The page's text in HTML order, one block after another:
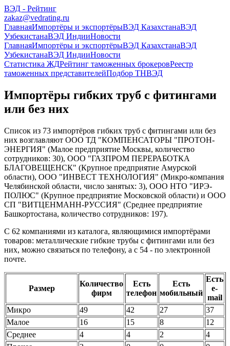
ВЭД - Рейтинг
zakaz@vedrating.ru
ГлавнаяИмпортёры и экспортёрыВЭД КазахстанаВЭД
УзбекистанаВЭД ИндииНовости
ГлавнаяИмпортёры и экспортёрыВЭД КазахстанаВЭД
УзбекистанаВЭД ИндииНовости
Статистика ЖДРейтинг таможенных брокеровРеестр
таможенных представителейПодбор ТНВЭД
Импортёры гибких труб с фитингами
или без них
Список из 73 импортёров гибких труб с фитингами или без
них возглавляют ООО ТД "КОМПЕНСАТОРЫ "ПРОТОН-
ЭНЕРГИЯ" (Малое предприятие Москвы, количество
сотрудников: 30), ООО "ГАЗПРОМ ПЕРЕРАБОТКА
БЛАГОВЕЩЕНСК" (Крупное предприятие Амурской
области), ООО "ИНВЕСТ ТЕХНОЛОГИЯ" (Микро-компания
Челябинской области, число занятых: 3), ООО НТО "ИРЭ-
ПОЛЮС" (Крупное предприятие Московской области) и ООО
СП "ВИТЦЕНМАНН-РУССИЯ" (Среднее предприятие
Башкортостана, количество сотрудников: 197).
С 62 компаниями из каталога, являющимися импортёрами
товаров: металлические гибкие трубы с фитингами или без
них, можно связаться по телефону, а с 54 - по электронной
почте.
Размер
Количество
фирм
Есть
телефон
Есть
мобильный
Есть
e-
mail
Микро
49 42 27
37
Малое
16 15 8
12
Среднее
4 4 2
4